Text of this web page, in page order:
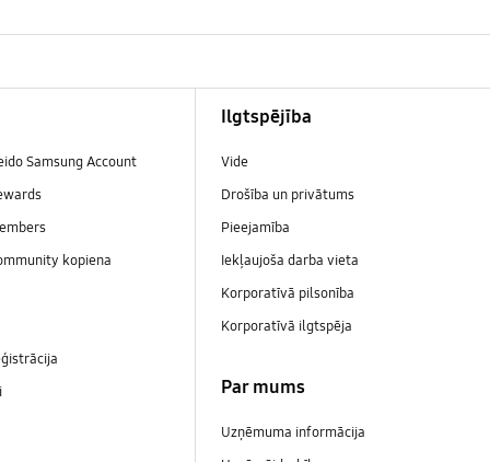
Samsung Account
kopiena
Ilgtspējība
Vide
Drošība un privātums
Pieejamība
Iekļaujoša darba vieta
Korporatīvā pilsonība
Korporatīvā ilgtspēja
Par mums
Uzņēmuma informācija